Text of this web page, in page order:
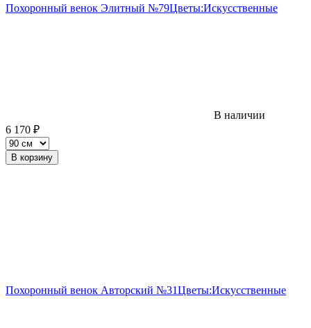
Похоронный венок Элитный №79Цветы:Искусственные
В наличии
6 170 ₽
В корзину
Похоронный венок Авторский №31Цветы:Искусственные